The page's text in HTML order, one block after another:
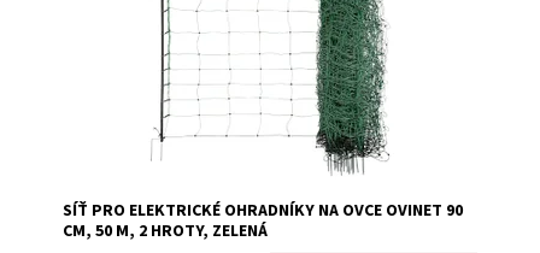
SÍŤ PRO ELEKTRICKÉ OHRADNÍKY NA OVCE OVINET 90
CM, 50 M, 2 HROTY, ZELENÁ